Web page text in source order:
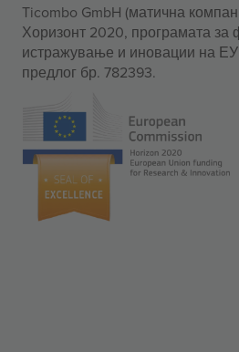
Ticombo GmbH (матична
Хоризонт 2020, програмата
истражување и иновации на
предлог бр. 782393.